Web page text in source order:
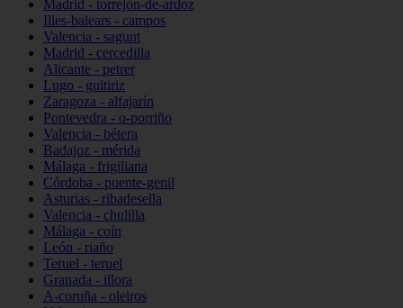
Madrid - torrejón-de-ardoz
Illes-balears - campos
Valencia - sagunt
Madrid - cercedilla
Alicante - petrer
Lugo - guitiriz
Zaragoza - alfajarín
Pontevedra - o-porriño
Valencia - bétera
Badajoz - mérida
Málaga - frigiliana
Córdoba - puente-genil
Asturias - ribadesella
Valencia - chulilla
Málaga - coín
León - riaño
Teruel - teruel
Granada - illora
A-coruña - oleiros